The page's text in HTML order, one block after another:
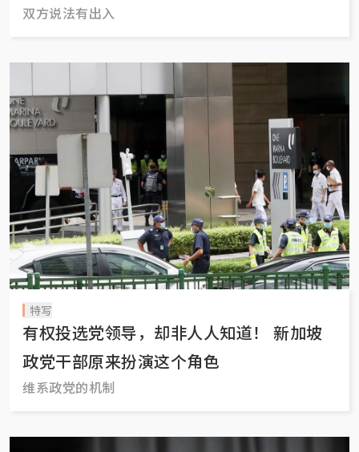
双方说法有出入
特写
有权投选党领导，却非人人知道！ 新加坡
政党干部原来扮演这个角色
维系政党的机制